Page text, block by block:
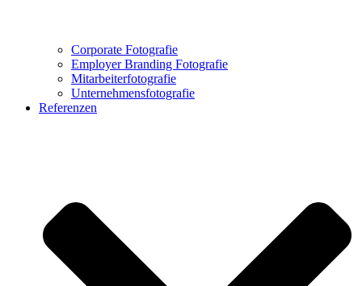
Corporate Fotografie
Employer Branding Fotografie
Mitarbeiterfotografie
Unternehmensfotografie
Referenzen